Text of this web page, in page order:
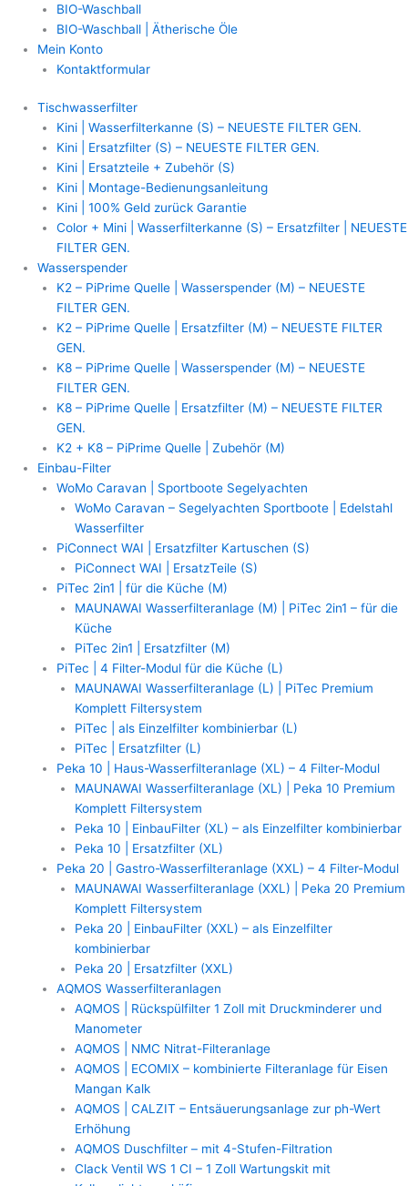
BIO-Waschball
BIO-Waschball | Ätherische Öle
Mein Konto
Kontaktformular
Tischwasserfilter
Kini | Wasserfilterkanne (S) – NEUESTE FILTER GEN.
Kini | Ersatzfilter (S) – NEUESTE FILTER GEN.
Kini | Ersatzteile + Zubehör (S)
Kini | Montage-Bedienungsanleitung
Kini | 100% Geld zurück Garantie
Color + Mini | Wasserfilterkanne (S) – Ersatzfilter | NEUESTE
FILTER GEN.
Wasserspender
K2 – PiPrime Quelle | Wasserspender (M) – NEUESTE
FILTER GEN.
K2 – PiPrime Quelle | Ersatzfilter (M) – NEUESTE FILTER
GEN.
K8 – PiPrime Quelle | Wasserspender (M) – NEUESTE
FILTER GEN.
K8 – PiPrime Quelle | Ersatzfilter (M) – NEUESTE FILTER
GEN.
K2 + K8 – PiPrime Quelle | Zubehör (M)
Einbau-Filter
WoMo Caravan | Sportboote Segelyachten
WoMo Caravan – Segelyachten Sportboote | Edelstahl
Wasserfilter
PiConnect WAI | Ersatzfilter Kartuschen (S)
PiConnect WAI | ErsatzTeile (S)
PiTec 2in1 | für die Küche (M)
MAUNAWAI Wasserfilteranlage (M) | PiTec 2in1 – für die
Küche
PiTec 2in1 | Ersatzfilter (M)
PiTec | 4 Filter-Modul für die Küche (L)
MAUNAWAI Wasserfilteranlage (L) | PiTec Premium
Komplett Filtersystem
PiTec | als Einzelfilter kombinierbar (L)
PiTec | Ersatzfilter (L)
Peka 10 | Haus-Wasserfilteranlage (XL) – 4 Filter-Modul
MAUNAWAI Wasserfilteranlage (XL) | Peka 10 Premium
Komplett Filtersystem
Peka 10 | EinbauFilter (XL) – als Einzelfilter kombinierbar
Peka 10 | Ersatzfilter (XL)
Peka 20 | Gastro-Wasserfilteranlage (XXL) – 4 Filter-Modul
MAUNAWAI Wasserfilteranlage (XXL) | Peka 20 Premium
Komplett Filtersystem
Peka 20 | EinbauFilter (XXL) – als Einzelfilter
kombinierbar
Peka 20 | Ersatzfilter (XXL)
AQMOS Wasserfilteranlagen
AQMOS | Rückspülfilter 1 Zoll mit Druckminderer und
Manometer
AQMOS | NMC Nitrat-Filteranlage
AQMOS | ECOMIX – kombinierte Filteranlage für Eisen
Mangan Kalk
AQMOS | CALZIT – Entsäuerungsanlage zur ph-Wert
Erhöhung
AQMOS Duschfilter – mit 4-Stufen-Filtration
Clack Ventil WS 1 CI – 1 Zoll Wartungskit mit